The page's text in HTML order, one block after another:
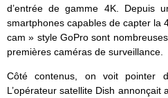
d’entrée de gamme 4K. Depuis
smartphones capables de capter la
cam » style GoPro sont
premières caméras de surveillance.
Côté contenus, on voit pointer
L’opérateur satellite Dish